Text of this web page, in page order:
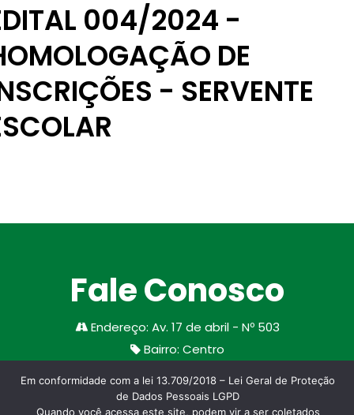
004/2024 -
DE
- SERVENTE
Fale Conosco
Endereço: Av. 17 de abril - Nº 503
Bairro: Centro
CEP: 97335-000
Em conformidade com a lei 13.709/2018 – Lei Geral de Proteção
de Dados Pessoais LGPD
Quando você acessa este site, podem vir a ser coletados